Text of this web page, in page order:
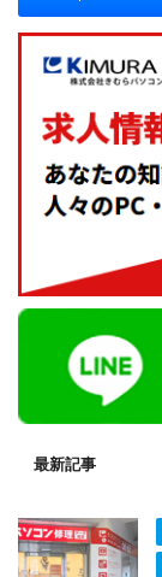
最新記事